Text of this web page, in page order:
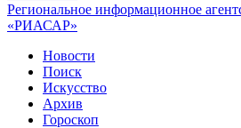
Региональное информационное
«РИАСАР»
Новости
Поиск
Искусство
Архив
Гороскоп